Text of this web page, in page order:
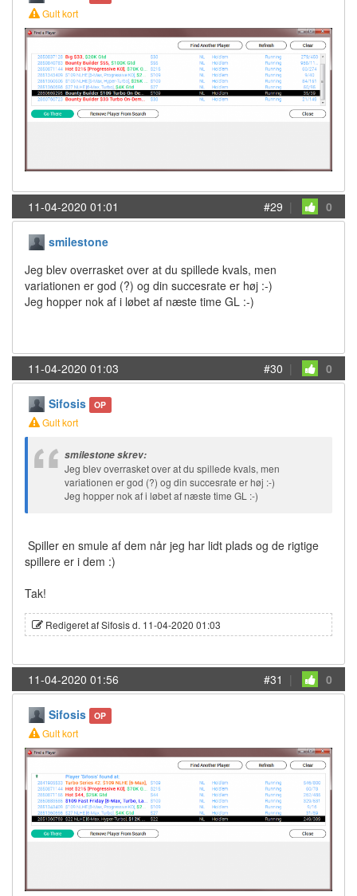
Gult kort
11-04-2020 01:01 #29 | 0
smilestone
Jeg blev overrasket over at du spillede kvals, men
variationen er god (?) og din succesrate er høj :-)
Jeg hopper nok af i løbet af næste time GL :-)
11-04-2020 01:03 #30 | 0
Sifosis OP
Gult kort
smilestone skrev:
Jeg blev overrasket over at du spillede kvals, men
variationen er god (?) og din succesrate er høj :-)
Jeg hopper nok af i løbet af næste time GL :-)
Spiller en smule af dem når jeg har lidt plads og de rigtige
spillere er i dem :)
Tak!
Redigeret af Sifosis d. 11-04-2020 01:03
11-04-2020 01:56 #31 | 0
Sifosis OP
Gult kort